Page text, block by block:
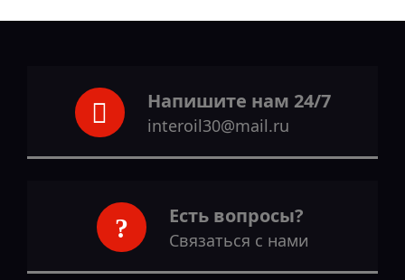
Напишите нам 24/7
interoil30@mail.ru
Есть вопросы?
Связаться с нами